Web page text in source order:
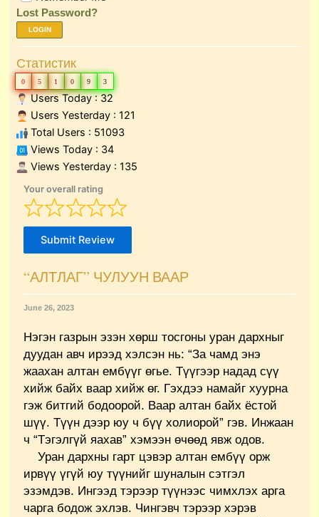
Lost Password?
LOGIN
Статистик
0 5 1 0 9 3
Users Today : 32
Users Yesterday : 121
Total Users : 51093
Views Today : 34
Views Yesterday : 135
Your overall rating
Submit Review
“АЛТЛАГ” ЧУЛУУН ВААР
June 26, 2023
Нэгэн газрын эзэн хөрш тосгоны уран дархныг
дуудан авч ирээд хэлсэн нь: “За чамд энэ
жаахан алтан ембүүг өгье. Түүгээр надад сүү
хийж байх ваар хийж өг. Гэхдээ намайг хуурна
гэж битгий бодоорой. Ваар алтан байх ёстой
шүү. Түүн дээр юу ч бүү холиорой” гэв. Инжаан
ч “Тэгэлгүй яахав” хэмээн өчөөд явж одов.
Уран дархны гарт цэвэр алтан ембүү орж
ирвүү үгүй юу түүнийг шуналын сэтгэл
эзэмдэв. Ингээд тэрээр түүнээс чимхлэх арга
чарга бодож эхлэв. Чингэвч тэрээр хэрэв